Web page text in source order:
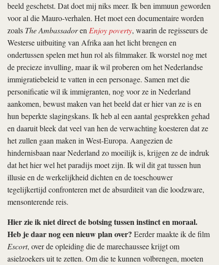
beeld geschetst. Dat doet mij niks meer. Ik ben immuun geworden
voor al die Mauro-verhalen. Het moet een documentaire worden
zoals The AmbassadorenEnjoy poverty, waarin de regisseurs de
Westerse uitbuiting van Afrika aan het licht brengen en
ondertussen spelen met hun rol als filmmaker. Ik worstel nog met
de precieze invulling, maar ik wil proberen om het Nederlandse
immigratiebeleid te vatten in een personage. Samen met die
personificatie wil ik immigranten, nog voor ze in Nederland
aankomen, bewust maken van het beeld dat er hier van ze is en
hun beperkte slagingskans. Ik heb al een aantal gesprekken gehad
en daaruit bleek dat veel van hen de verwachting koesteren dat ze
het zullen gaan maken in West-Europa. Aangezien de
hindernisbaan naar Nederland zo moeilijk is, krijgen ze de indruk
dat het hier wel het paradijs moet zijn. Ik wil dit gat tussen hun
illusie en de werkelijkheid dichten en de toeschouwer
tegelijkertijd confronteren met de absurditeit van die loodzware,
mensonterende reis.
Hier zie ik niet direct de botsing tussen instinct en moraal.
Heb je daar nog een nieuw plan over? Eerder maakte ik de film
Escort, over de opleiding die de marechaussee krijgt om
asielzoekers uit te zetten. Om die te kunnen volbrengen, moeten